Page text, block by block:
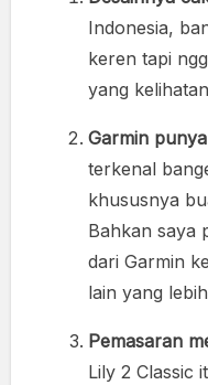
Indonesia,
keren tapi
yang
Garmin
terkenal
khususnya
Bahkan saya
dari Garmin
lain yang
Pemasaran
Lily 2 Classic